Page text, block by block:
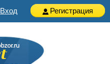
Вход Регистрация